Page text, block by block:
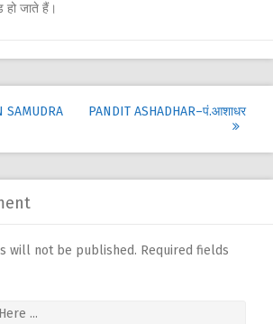
हो जाते हैं।
SAMUDRA PANDIT ASHADHAR–पं.आशाधर
will not be published. Required fields